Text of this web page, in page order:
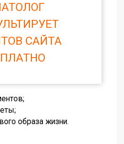
САЙТА
образа жизни.